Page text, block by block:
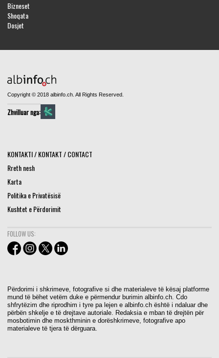
Bizneset
Shoqata
Dosjet
Copyright © 2018 albinfo.ch. All Rights Reserved.
Zhvilluar nga:
KONTAKTI / KONTAKT / CONTACT
Rreth nesh
Karta
Politika e Privatësisë
Kushtet e Përdorimit
FOLLOW US:
Përdorimi i shkrimeve, fotografive si dhe materialeve të kësaj platforme
mund të bëhet vetëm duke e përmendur burimin albinfo.ch. Cdo
shfrytëzim dhe riprodhim i tyre pa lejen e albinfo.ch është i ndaluar dhe
përbën shkelje e të drejtave autoriale. Redaksia e mban të drejtën për
mosbotimin dhe moskthminin e dorëshkrimeve, fotografive apo
materialeve të tjera të dërguara.